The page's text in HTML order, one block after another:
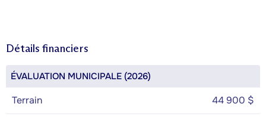
Détails financiers
ÉVALUATION MUNICIPALE (2026)
Terrain 44 900 $